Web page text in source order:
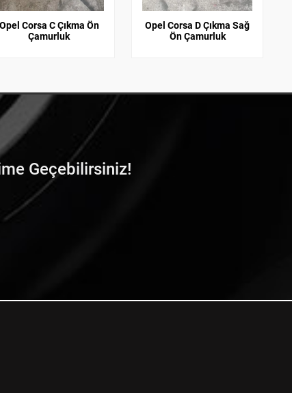
Opel Corsa C Çıkma Ön
Çamurluk
Opel Corsa D Çıkma Sağ
Ön Çamurluk
Geçebilirsiniz!